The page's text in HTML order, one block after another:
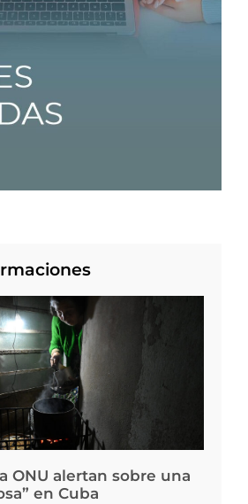
ONU alertan sobre una
en Cuba